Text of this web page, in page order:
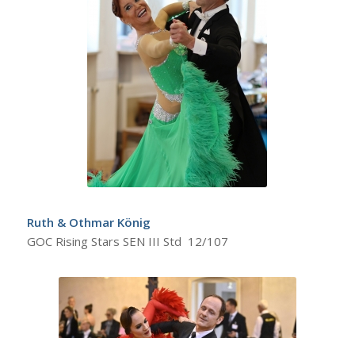
Ruth & Othmar König
GOC Rising Stars SEN III Std 12/107